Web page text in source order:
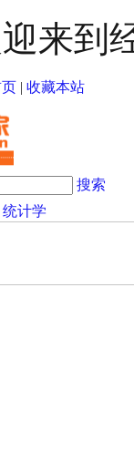
来到
| 收藏本站
搜索
统计学